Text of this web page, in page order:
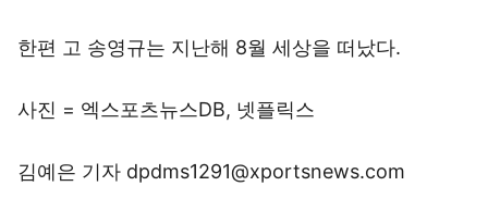
한편 고 송영규는 지난해 8월 세상을 떠났다.
사진 = 엑스포츠뉴스DB, 넷플릭스
김예은 기자 dpdms1291@xportsnews.com